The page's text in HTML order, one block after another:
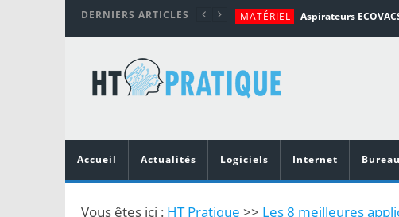
DERNIERS ARTICLES MATÉRIEL
MATÉRIEL
MOBILE
Top 10 des meilleurs
Accueil
Actualités Logiciels Internet
Vous êtes ici : HT Pratique >> Les 8 meilleures